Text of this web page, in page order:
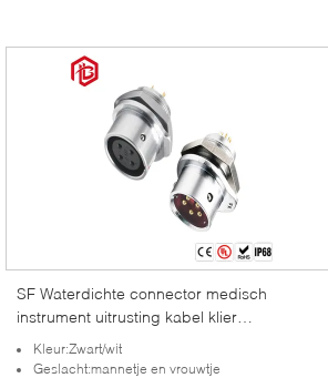
SF Waterdichte connector medisch
instrument uitrusting kabel klier
cirkelvormige metaal snap-on vliegtuig
stekker
Kleur:Zwart/wit
Geslacht:mannetje en vrouwtje